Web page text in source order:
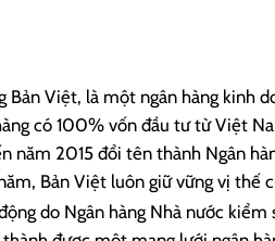
Bản Việt, là một ngân hàng kinh
có 100% vốn đầu tư từ Việt
năm 2015 đổi tên thành Ngân
Bản Việt luôn giữ vững vị thế
do Ngân hàng Nhà nước kiểm